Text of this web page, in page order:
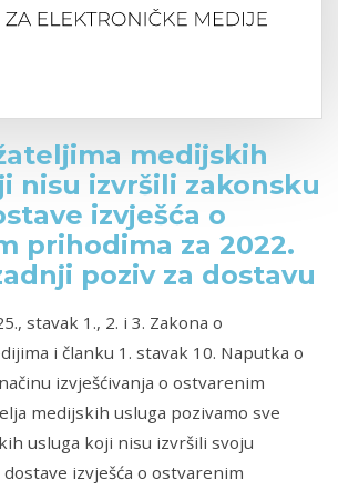
medijskih
nisu izvršili zakonsku
izvješća o
prihodima za 2022.
poziv za dostavu
stavak 1., 2. i 3. Zakona o
i članku 1. stavak 10. Naputka o
izvješćivanja o ostvarenim
medijskih usluga pozivamo sve
usluga koji nisu izvršili svoju
izvješća o ostvarenim